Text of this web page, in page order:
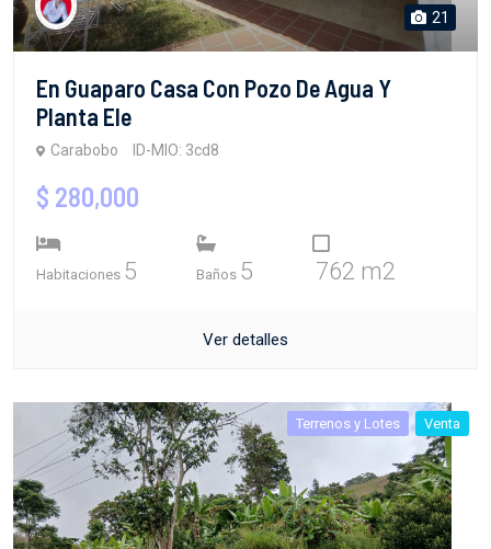
21
En Guaparo Casa Con Pozo De Agua Y
Planta Ele
Carabobo ID-MIO: 3cd8
$ 280,000
Habitaciones 5 Baños 5 762 m2
Ver detalles
Terrenos y Lotes Venta